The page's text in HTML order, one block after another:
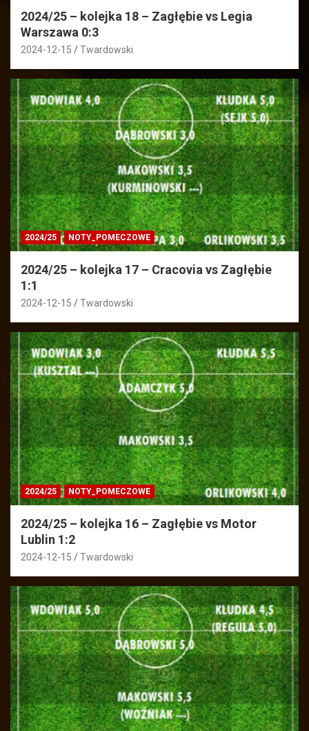
2024/25 – kolejka 18 – Zagłębie vs Legia
Warszawa 0:3
2024-12-15 Twardowski
2024/25 NOTY_POMECZOWE
2024/25 – kolejka 17 – Cracovia vs Zagłębie
1:1
2024-12-15 Twardowski
2024/25 NOTY_POMECZOWE
2024/25 – kolejka 16 – Zagłębie vs Motor
Lublin 1:2
2024-12-15 Twardowski